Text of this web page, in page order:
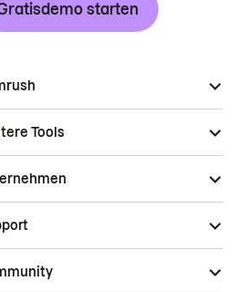
starten
Tools